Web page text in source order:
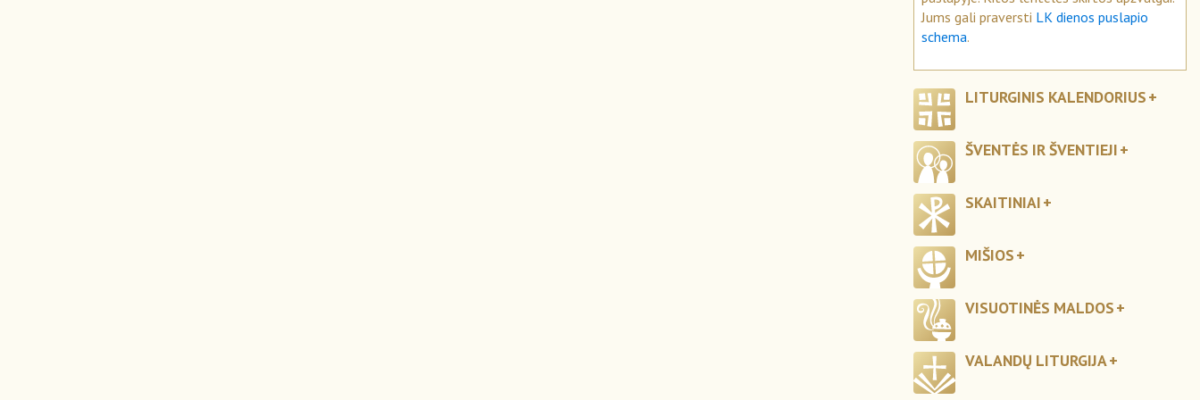
Jums gali praversti LK dienos puslapio
schema.
LITURGINIS KALENDORIUS
ŠVENTĖS IR ŠVENTIEJI
SKAITINIAI
MIŠIOS
VISUOTINĖS MALDOS
VALANDŲ LITURGIJA